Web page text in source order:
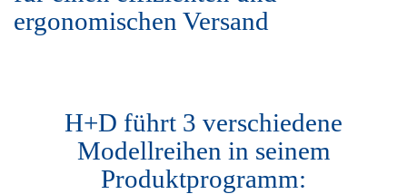
ergonomischen Versand
H+D führt 3 verschiedene
Modellreihen in seinem
Produktprogramm: